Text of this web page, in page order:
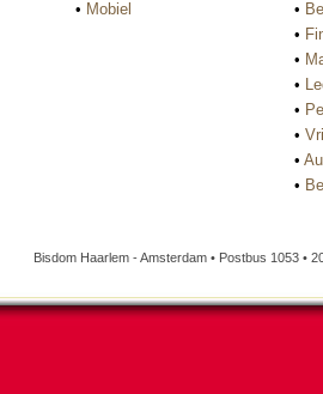
• Mobiel
•
•
•
•
•
•
•
•
Bisdom Haarlem - Amsterdam • Postbus 1053 •